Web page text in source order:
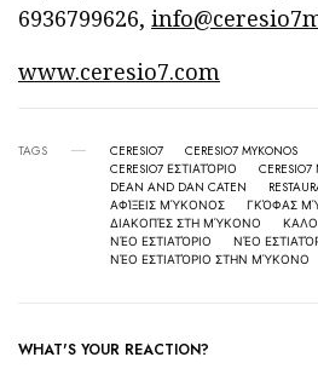
6936799626,
www.ceresio7.com
TAGS CERESIO7 CERESIO7 MYKONOS
CERESIO7 ΕΣΤΙΑΤΌΡΙΟ
DEAN AND DAN CATEN
ΑΦΊΞΕΙΣ ΜΎΚΟΝΟΣ
ΓΚΌΦΑΣ
ΔΙΑΚΟΠΈΣ ΣΤΗ ΜΎΚΟΝΟ
ΝΈΟ ΕΣΤΙΑΤΌΡΙΟ
ΝΈΟ
ΝΈΟ ΕΣΤΙΑΤΌΡΙΟ ΣΤΗΝ ΜΎΚΟΝΟ
WHAT'S YOUR REACTION?